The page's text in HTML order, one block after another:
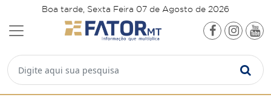
Boa tarde, Sexta Feira 07 de Agosto de 2026